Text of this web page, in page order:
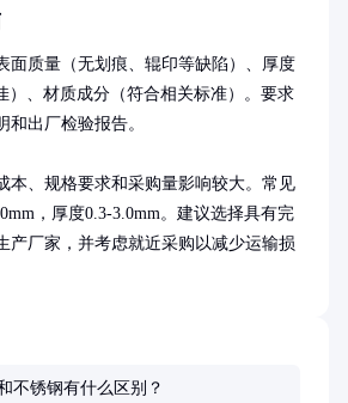
面质量（无划痕、辊印等缺陷）、厚度
）、材质成分（符合相关标准）。要求
和出厂检验报告。
本、规格要求和采购量影响较大。常见
，厚度0.3-3.0mm。建议选择具有完
产厂家，并考虑就近采购以减少运输损
不锈钢有什么区别？